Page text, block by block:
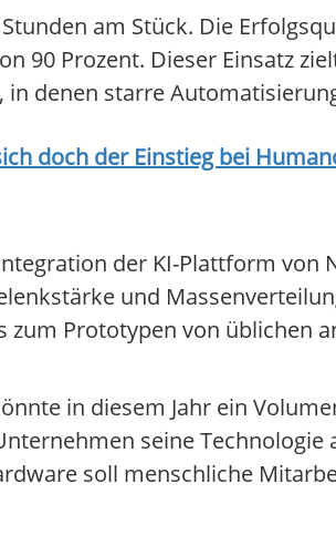
am Stück. Die
90 Prozent. Dieser Einsatz
denen starre
doch der Einstieg bei
der KI-Plattform von
und
Prototypen von üblichen
in diesem Jahr ein
seine Technologie
soll menschliche